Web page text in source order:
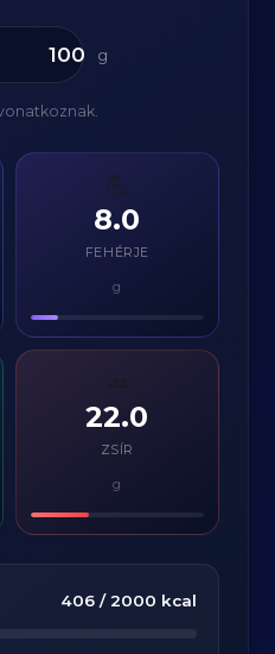
g
💪
8.0
FEHÉRJE
g
22.0
ZSÍR
g
406/ 2000 kcal